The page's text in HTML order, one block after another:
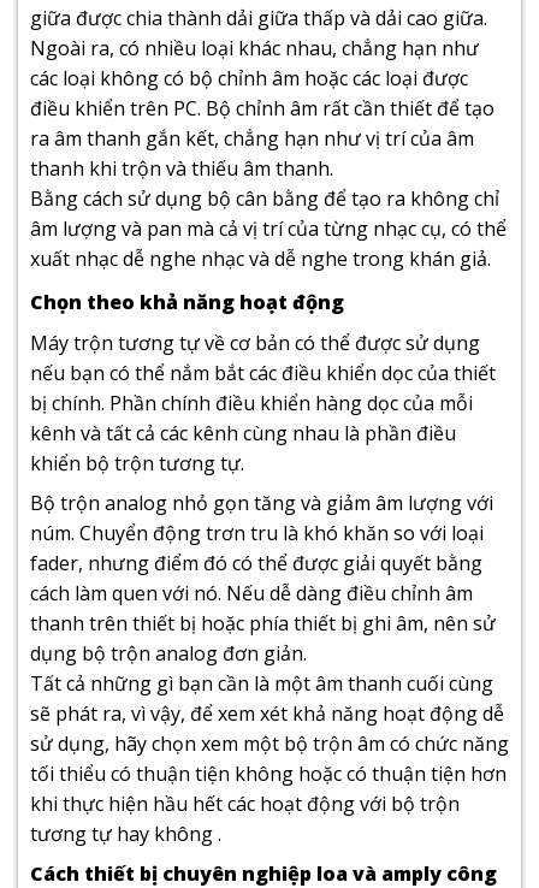
giữa được chia thành dải giữa thấp và dải cao giữa.
Ngoài ra, có nhiều loại khác nhau, chẳng hạn như
các loại không có bộ chỉnh âm hoặc các loại được
điều khiển trên PC. Bộ chỉnh âm rất cần thiết để tạo
ra âm thanh gắn kết, chẳng hạn như vị trí của âm
thanh khi trộn và thiếu âm thanh.
Bằng cách sử dụng bộ cân bằng để tạo ra không chỉ
âm lượng và pan mà cả vị trí của từng nhạc cụ, có thể
xuất nhạc dễ nghe nhạc và dễ nghe trong khán giả.
Chọn theo khả năng hoạt động
Máy trộn tương tự về cơ bản có thể được sử dụng
nếu bạn có thể nắm bắt các điều khiển dọc của thiết
bị chính. Phần chính điều khiển hàng dọc của mỗi
kênh và tất cả các kênh cùng nhau là phần điều
khiển bộ trộn tương tự.
Bộ trộn analog nhỏ gọn tăng và giảm âm lượng với
núm. Chuyển động trơn tru là khó khăn so với loại
fader, nhưng điểm đó có thể được giải quyết bằng
cách làm quen với nó. Nếu dễ dàng điều chỉnh âm
thanh trên thiết bị hoặc phía thiết bị ghi âm, nên sử
dụng bộ trộn analog đơn giản.
Tất cả những gì bạn cần là một âm thanh cuối cùng
sẽ phát ra, vì vậy, để xem xét khả năng hoạt động dễ
sử dụng, hãy chọn xem một bộ trộn âm có chức năng
tối thiểu có thuận tiện không hoặc có thuận tiện hơn
khi thực hiện hầu hết các hoạt động với bộ trộn
tương tự hay không .
Cách thiết bị chuyên nghiệp loa và amply công